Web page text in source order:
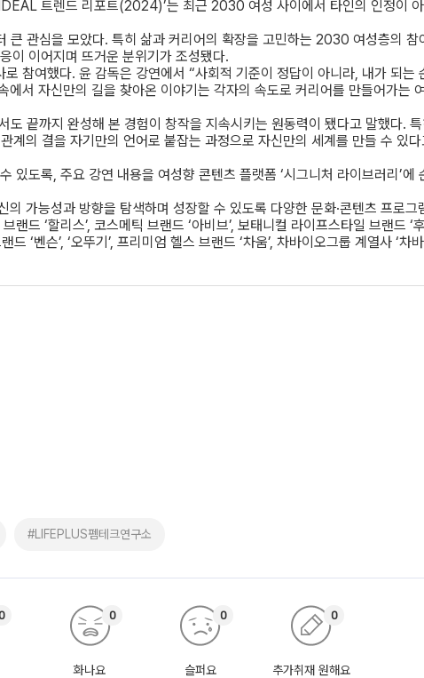
트렌드 리포트(2024)’는 최근 2030 여성 사이에서 타인의 인정이
큰 관심을 모았다. 특히 삶과 커리어의 확장을 고민하는 2030 여성층의 참
이 이어지며 뜨거운 분위기가 조성됐다.
참여했다. 윤 감독은 강연에서 “사회적 기준이 정답이 아니라, 내가 되는
서 자신만의 길을 찾아온 이야기는 각자의 속도로 커리어를 만들어가는
도 끝까지 완성해 본 경험이 창작을 지속시키는 원동력이 됐다고 말했다.
계의 결을 자기만의 언어로 붙잡는 과정으로 자신만의 세계를 만들 수 있
있도록, 주요 강연 내용을 여성향 콘텐츠 플랫폼 ‘시그니처 라이브러리’
가능성과 방향을 탐색하며 성장할 수 있도록 다양한 문화·콘텐츠 프로
‘할리스’, 코스메틱 브랜드 ‘아비브’, 보태니컬 라이프스타일 브랜드 ‘후
드 ‘벤슨’, ‘오뚜기’, 프리미엄 헬스 브랜드 ‘차움’, 차바이오그룹 계열사 ‘
#LIFEPLUS펨테크연구소
화나요
0
슬퍼요
0
추가취재 원해요
0